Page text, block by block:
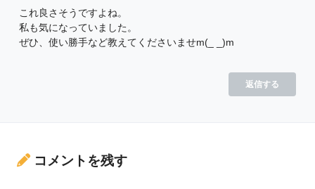
これ良さそうですよね。
私も気になっていました。
ぜひ、使い勝手など教えてくださいませm(_ _)m
返信する
コメントを残す